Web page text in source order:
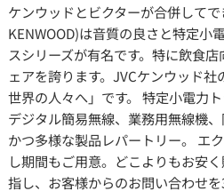
ケンウッドとビクターが合併して
KENWOOD)は音質の良さと特定小
スシリーズが有名です。特に飲食
ェアを誇ります。JVCケンウッド
世界の人々へ」です。 特定小電力
デジタル簡易無線、業務用無線機
かつ多様な製品レパートリー。 エ
し期間もご用意。どこよりもお安
指し、お客様からのお問い合わせ